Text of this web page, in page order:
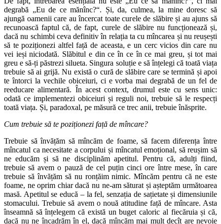
degrabă „Eu de ce mănînc?“. Și, da, culmea, la mine doresc să
ajungă oamenii care au încercat toate curele de slăbire și au ajuns să
recunoască faptul că, de fapt, curele de slăbire nu funcționează și,
dacă nu schimbi ceva definitiv în relația ta cu mîncarea și nu reușești
să te poziționezi altfel față de aceasta, e un cerc vicios din care nu
vei ieși niciodată. Slăbitul e din ce în ce în ce mai greu, și tot mai
greu e să-ți păstrezi silueta. Singura soluție e să înțelegi că toată viața
trebuie să ai grijă. Nu există o cură de slăbire care se termină și apoi
te întorci la vechile obiceiuri, ci e vorba mai degrabă de un fel de
reeducare alimentară. În acest context, drumul este cu sens unic:
odată ce implementezi obiceiuri și reguli noi, trebuie să le respecți
toată viața. Și, paradoxal, pe măsură ce trec anii, trebuie înăsprite.
Cum trebuie să te poziționezi față de mîncare?
Trebuie să învățăm să mîncăm de foame, să facem diferența între
mîncatul ca necesitate a corpului și mîncatul emoțional, să reușim să
ne educăm și să ne disciplinăm apetitul. Pentru că, adulți fiind,
trebuie să avem o pauză de cel puțin cinci ore între mese, în care
trebuie să învățăm să nu ronțăim nimic. Mîncăm pentru că ne este
foame, ne oprim chiar dacă nu ne-am săturat și așteptăm următoarea
masă. Apetitul se educă – la fel, senzația de sațietate și dimensiunile
stomacului. Trebuie să avem o nouă atitudine față de mîncare. Asta
înseamnă să înțelegem că există un buget caloric al fiecăruia și că,
dacă nu ne încadrăm în el, dacă mîncăm mai mult decît are nevoie